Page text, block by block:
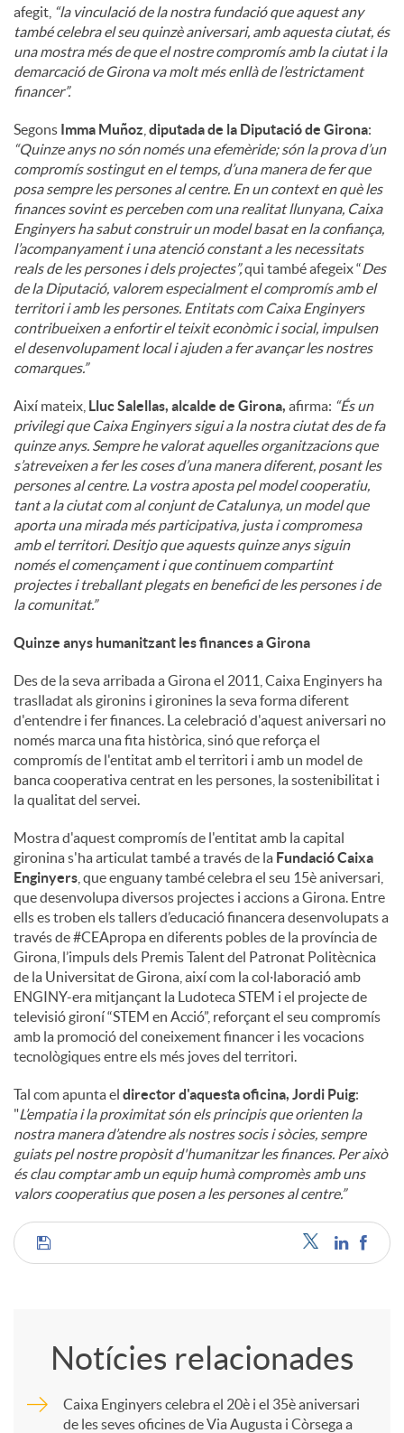
afegit, “la vinculació de la nostra fundació que aquest any
també celebra el seu quinzè aniversari, amb aquesta ciutat, és
una mostra més de que el nostre compromís amb la ciutat i la
demarcació de Girona va molt més enllà de l’estrictament
financer”.
Segons Imma Muñoz diputada de la Diputació de Girona:
“Quinze anys no són només una efemèride; són la prova d’un
compromís sostingut en el temps, d’una manera de fer que
posa sempre les persones al centre. En un context en què les
finances sovint es perceben com una realitat llunyana, Caixa
Enginyers ha sabut construir un model basat en la confiança,
l’acompanyament i una atenció constant a les necessitats
reals de les persones i dels projectes”,qui també afegeix “Des
de la Diputació, valorem especialment el compromís amb el
territori i amb les persones. Entitats com Caixa Enginyers
contribueixen a enfortir el teixit econòmic i social, impulsen
el desenvolupament local i ajuden a fer avançar les nostres
comarques.”
Així mateix, Lluc Salellas, alcalde de Girona, afirma: “És un
privilegi que Caixa Enginyers sigui a la nostra ciutat des de fa
quinze anys. Sempre he valorat aquelles organitzacions que
s’atreveixen a fer les coses d’una manera diferent, posant les
persones al centre. La vostra aposta pel model cooperatiu,
tant a la ciutat com al conjunt de Catalunya, un model que
aporta una mirada més participativa, justa i compromesa
amb el territori. Desitjo que aquests quinze anys siguin
només el començament i que continuem compartint
projectes i treballant plegats en benefici de les persones i de
la comunitat.”
Quinze anys humanitzant les finances a Girona
Des de la seva arribada a Girona el 2011, Caixa Enginyers ha
traslladat als gironins i gironines la seva forma diferent
d'entendre i fer finances. La celebració d'aquest aniversari no
només marca una fita històrica, sinó que reforça el
compromís de l'entitat amb el territori i amb un model de
banca cooperativa centrat en les persones, la sostenibilitat i
la qualitat del servei.
Mostra d'aquest compromís de l'entitat amb la capital
gironina s'ha articulat també a través de la Fundació Caixa
Enginyers , que enguany també celebra el seu 15è aniversari,
que desenvolupa diversos projectes i accions a Girona. Entre
ells es troben els tallers d’educació financera desenvolupats a
través de #CEApropa en diferents pobles de la província de
Girona, l’impuls dels Premis Talent del Patronat Politècnica
de la Universitat de Girona, així com la col·laboració amb
ENGINY-era mitjançant la Ludoteca STEM i el projecte de
televisió gironí “STEM en Acció”, reforçant el seu compromís
amb la promoció del coneixement financer i les vocacions
tecnològiques entre els més joves del territori.
Tal com apunta el director d'aquesta oficina, Jordi Puig:
"L’empatia i la proximitat són els principis que orienten la
nostra manera d’atendre als nostres socis i sòcies, sempre
guiats pel nostre propòsit d'humanitzar les finances. Per això
és clau comptar amb un equip humà compromès amb uns
valors cooperatius que posen a les persones al centre.”
C
Notícies relacionades
Caixa Enginyers celebra el 20è i el 35è aniversari
de les seves oficines de Via Augusta i Còrsega a